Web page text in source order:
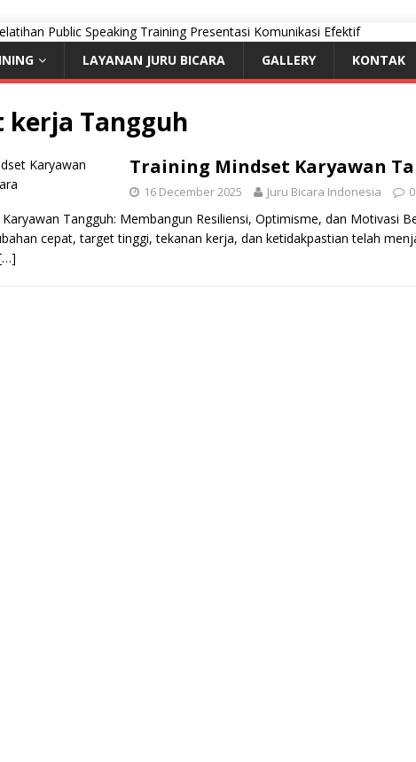
LAYANAN JURU BICARA GALLERY KONTAK
kerja Tangguh
Training Mindset Karyawan
16 December 2025 Juru Bicara Indonesia 0
Tangguh: Membangun Resiliensi, Optimisme, dan Motivasi
cepat, target tinggi, tekanan kerja, dan ketidakpastian telah